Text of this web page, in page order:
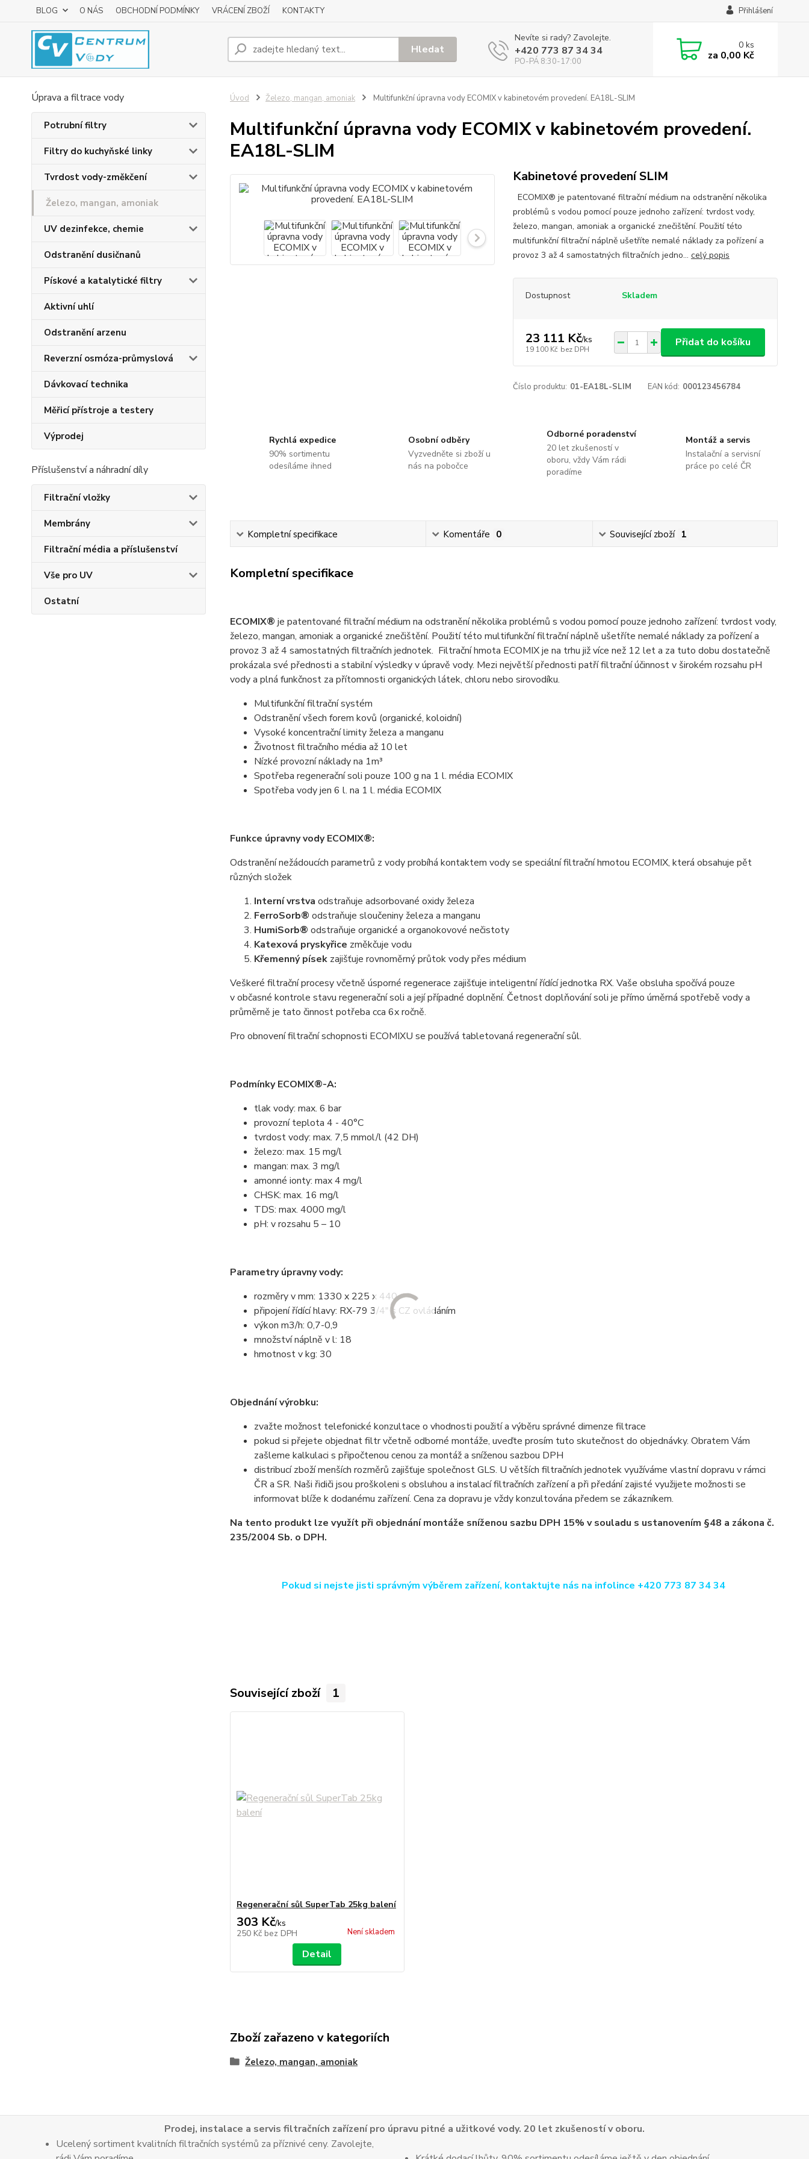
BLOG O NÁS OBCHODNÍ PODMÍNKY VRÁCENÍ ZBOŽÍ KONTAKTY Přihlášení
Hledat
Nevíte si rady? Zavolejte.
+420 773 87 34 34
PO-PÁ 8:30-17:00
0ks
za 0,00 Kč
Úprava a filtrace vody
Potrubní filtry
Filtry do kuchyňské linky
Tvrdost vody-změkčení
Železo, mangan, amoniak
UV dezinfekce, chemie
Odstranění dusičnanů
Pískové a katalytické filtry
Aktivní uhlí
Odstranění arzenu
Reverzní osmóza-průmyslová
Dávkovací technika
Měřicí přístroje a testery
Výprodej
Příslušenství a náhradní díly
Filtrační vložky
Membrány
Filtrační média a příslušenství
Vše pro UV
Ostatní
Úvod Železo, mangan, amoniak Multifunkční úpravna vody ECOMIX v kabinetovém provedení. EA18L-SLIM
Multifunkční úpravna vody ECOMIX v kabinetovém provedení.
EA18L-SLIM
Kabinetové provedení SLIM
ECOMIX® je patentované filtrační médium na odstranění několika
problémů s vodou pomocí pouze jednoho zařízení: tvrdost vody,
železo, mangan, amoniak a organické znečištění. Použití této
multifunkční filtrační náplně ušetříte nemalé náklady za pořízení a
provoz 3 až 4 samostatných filtračních jedno... celý popis
Dostupnost Skladem
23 111 Kč/ks
19 100 Kč bez DPH
Přidat do košíku
Číslo produktu: 01-EA18L-SLIM EAN kód: 000123456784
Rychlá expedice
90% sortimentu
odesíláme ihned
Osobní odběry
Vyzvedněte si zboží u
nás na pobočce
Odborné poradenství
20 let zkušeností v
oboru, vždy Vám rádi
poradíme
Montáž a servis
Instalační a servisní
práce po celé ČR
Kompletní specifikace Komentáře 0 Související zboží 1
Kompletní specifikace
ECOMIX® je patentované filtrační médium na odstranění několika problémů s vodou pomocí pouze jednoho zařízení: tvrdost vody,
železo, mangan, amoniak a organické znečištění. Použití této multifunkční filtrační náplně ušetříte nemalé náklady za pořízení a
provoz 3 až 4 samostatných filtračních jednotek. Filtrační hmota ECOMIX je na trhu již více než 12 let a za tuto dobu dostatečně
prokázala své přednosti a stabilní výsledky v úpravě vody. Mezi největší přednosti patří filtrační účinnost v širokém rozsahu pH
vody a plná funkčnost za přítomnosti organických látek, chloru nebo sirovodíku.
Multifunkční filtrační systém
Odstranění všech forem kovů (organické, koloidní)
Vysoké koncentrační limity železa a manganu
Životnost filtračního média až 10 let
Nízké provozní náklady na 1m³
Spotřeba regenerační soli pouze 100 g na 1 l. média ECOMIX
Spotřeba vody jen 6 l. na 1 l. média ECOMIX
Funkce úpravny vody ECOMIX®:
Odstranění nežádoucích parametrů z vody probíhá kontaktem vody se speciální filtrační hmotou ECOMIX, která obsahuje pět
různých složek
Interní vrstva odstraňuje adsorbované oxidy železa
FerroSorb® odstraňuje sloučeniny železa a manganu
HumiSorb® odstraňuje organické a organokovové nečistoty
Katexová pryskyřice změkčuje vodu
Křemenný písekzajišťuje rovnoměrný průtok vody přes médium
Veškeré filtrační procesy včetně úsporné regenerace zajišťuje inteligentní řídící jednotka RX. Vaše obsluha spočívá pouze
v občasné kontrole stavu regenerační soli a její případné doplnění. Četnost doplňování soli je přímo úměrná spotřebě vody a
průměrně je tato činnost potřeba cca 6x ročně.
Pro obnovení filtrační schopnosti ECOMIXU se používá tabletovaná regenerační sůl.
Podmínky ECOMIX®-A:
tlak vody: max. 6 bar
provozní teplota 4 - 40°C
tvrdost vody: max. 7,5 mmol/l (42 DH)
železo: max. 15 mg/l
mangan: max. 3 mg/l
amonné ionty: max 4 mg/l
CHSK: max. 16 mg/l
TDS: max. 4000 mg/l
pH: v rozsahu 5 – 10
Parametry úpravny vody:
rozměry v mm: 1330 x 225 x 440
připojení řídící hlavy: RX-79 3/4" s CZ ovládáním
výkon m3/h: 0,7-0,9
množství náplně v l: 18
hmotnost v kg: 30
Objednání výrobku:
zvažte možnost telefonické konzultace o vhodnosti použití a výběru správné dimenze filtrace
pokud si přejete objednat filtr včetně odborné montáže, uveďte prosím tuto skutečnost do objednávky. Obratem Vám
zašleme kalkulaci s připočtenou cenou za montáž a sníženou sazbou DPH
distribucí zboží menších rozměrů zajišťuje společnost GLS. U větších filtračních jednotek využíváme vlastní dopravu v rámci
ČR a SR. Naši řidiči jsou proškoleni s obsluhou a instalací filtračních zařízení a při předání zajisté využijete možnosti se
informovat blíže k dodanému zařízení. Cena za dopravu je vždy konzultována předem se zákazníkem.
Na tento produkt lze využít při objednání montáže sníženou sazbu DPH 15% v souladu s ustanovením §48 a zákona č.
235/2004 Sb. o DPH.
Pokud si nejste jisti správným výběrem zařízení, kontaktujte nás na infolince +420 773 87 34 34
Související zboží 1
Regenerační sůl SuperTab 25kg balení
303 Kč/ks
250 Kč bez DPH Není skladem
Detail
Zboží zařazeno v kategoriích
Železo, mangan, amoniak
Prodej, instalace a servis filtračních zařízení pro úpravu pitné a užitkové vody. 20 let zkušeností v oboru.
Ucelený sortiment kvalitních filtračních systémů za příznivé ceny. Zavolejte,